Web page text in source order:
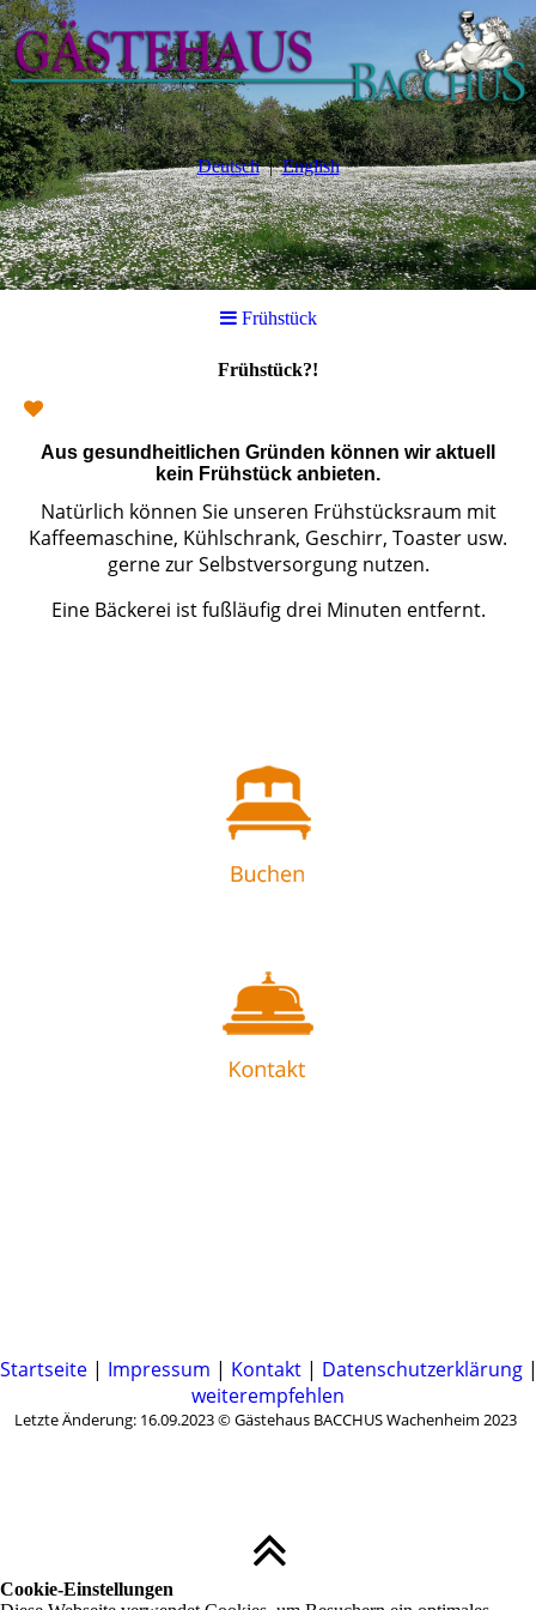
Deutsch English
Frühstück
Frühstück?!
Aus gesundheitlichen Gründen können wir aktuell
kein Frühstück anbieten.
Natürlich können Sie unseren Frühstücksraum mit
Kaffeemaschine, Kühlschrank, Geschirr, Toaster usw.
gerne zur Selbstversorgung nutzen.
Eine Bäckerei ist fußläufig drei Minuten entfernt.
Startseite | Impressum | Kontakt | Datenschutzerklärung
weiterempfehlen
Letzte Änderung: 16.09.2023 © Gästehaus BACCHUS Wachenheim 2023
Cookie-Einstellungen